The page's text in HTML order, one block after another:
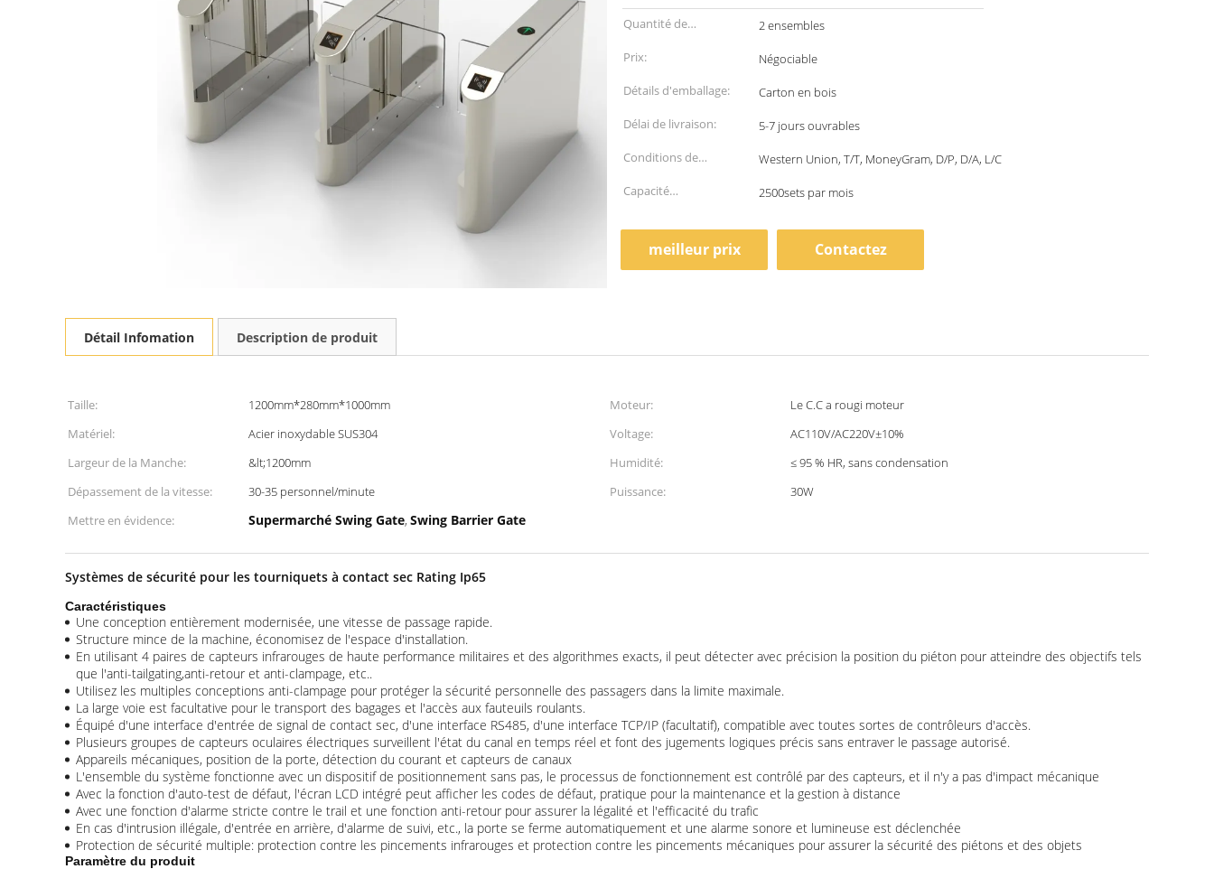
Quantité de
commande min:
2 ensembles
Prix:
Négociable
Détails d'emballage:
Carton en bois
Délai de livraison:
5-7 jours ouvrables
Conditions de
paiement:
Western Union, T/T, MoneyGram, D/P, D/A, L/C
Capacité
2500sets par mois
meilleur prix Contactez
Détail Infomation Description de produit
Taille: 1200mm*280mm*1000mm Moteur:
Le C.C a rougi moteur
Matériel:
Acier inoxydable SUS304 Voltage:
AC110V/AC220V±10%
Largeur de la Manche:
&lt;1200mm Humidité:
≤ 95 % HR, sans condensation
Dépassement de la vitesse:
30-35 personnel/minute Puissance:
30W
Mettre en évidence:
Supermarché Swing Gate, Swing Barrier Gate
Systèmes de sécurité pour les tourniquets à contact sec Rating Ip65
Caractéristiques
Une conception entièrement modernisée, une vitesse de passage rapide.
Structure mince de la machine, économisez de l'espace d'installation.
En utilisant 4 paires de capteurs infrarouges de haute performance militaires et des algorithmes exacts, il peut détecter avec précision la position du piéton pour atteindre des objectifs tels
que l'anti-tailgating,anti-retour et anti-clampage, etc..
Utilisez les multiples conceptions anti-clampage pour protéger la sécurité personnelle des passagers dans la limite maximale.
La large voie est facultative pour le transport des bagages et l'accès aux fauteuils roulants.
Équipé d'une interface d'entrée de signal de contact sec, d'une interface RS485, d'une interface TCP/IP (facultatif), compatible avec toutes sortes de contrôleurs d'accès.
Plusieurs groupes de capteurs oculaires électriques surveillent l'état du canal en temps réel et font des jugements logiques précis sans entraver le passage autorisé.
Appareils mécaniques, position de la porte, détection du courant et capteurs de canaux
L'ensemble du système fonctionne avec un dispositif de positionnement sans pas, le processus de fonctionnement est contrôlé par des capteurs, et il n'y a pas d'impact mécanique
Avec la fonction d'auto-test de défaut, l'écran LCD intégré peut afficher les codes de défaut, pratique pour la maintenance et la gestion à distance
Avec une fonction d'alarme stricte contre le trail et une fonction anti-retour pour assurer la légalité et l'efficacité du trafic
En cas d'intrusion illégale, d'entrée en arrière, d'alarme de suivi, etc., la porte se ferme automatiquement et une alarme sonore et lumineuse est déclenchée
Protection de sécurité multiple: protection contre les pincements infrarouges et protection contre les pincements mécaniques pour assurer la sécurité des piétons et des objets
Paramètre du produit